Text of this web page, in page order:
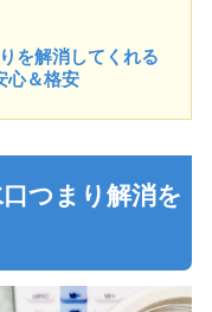
を解消してくれる
心＆格安
つまり解消を